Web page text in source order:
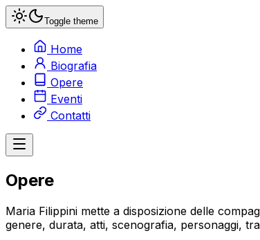
Toggle theme
Home
Biografia
Opere
Eventi
Contatti
Opere
Maria Filippini mette a disposizione delle
genere, durata, atti, scenografia, personaggi,